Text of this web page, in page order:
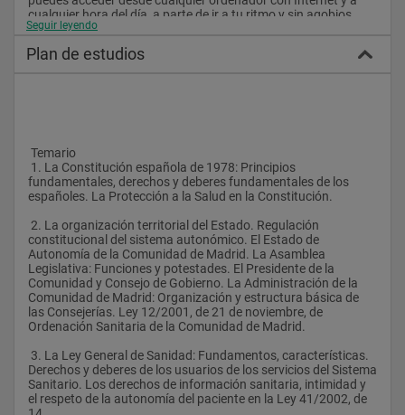
cualquier hora del día, a parte de ir a tu ritmo y sin agobios.
Seguir leyendo
Plan de estudios
Temario
fundamentales, derechos y deberes fundamentales de los
españoles. La Protección a la Salud en la Constitución.
constitucional del sistema autonómico. El Estado de
Autonomía de la Comunidad de Madrid. La Asamblea
Legislativa: Funciones y potestades. El Presidente de la
Comunidad y Consejo de Gobierno. La Administración de la
Comunidad de Madrid: Organización y estructura básica de
las Consejerías. Ley 12/2001, de 21 de noviembre, de
Ordenación Sanitaria de la Comunidad de Madrid.
Derechos y deberes de los usuarios de los servicios del Sistema
Sanitario. Los derechos de información sanitaria, intimidad y
el respeto de la autonomía del paciente en la Ley 41/2002, de